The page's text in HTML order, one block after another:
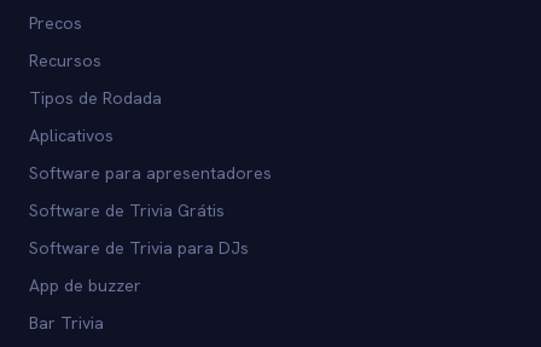
Precos
Recursos
Tipos de Rodada
Aplicativos
Software para apresentadores
Software de Trivia Grátis
Software de Trivia para DJs
App de buzzer
Bar Trivia